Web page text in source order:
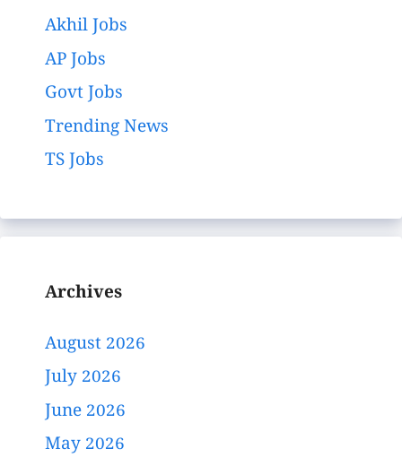
Akhil Jobs
AP Jobs
Govt Jobs
Trending News
TS Jobs
Archives
August 2026
July 2026
June 2026
May 2026